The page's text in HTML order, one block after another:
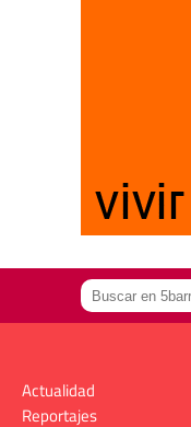
Actualidad
Reportajes